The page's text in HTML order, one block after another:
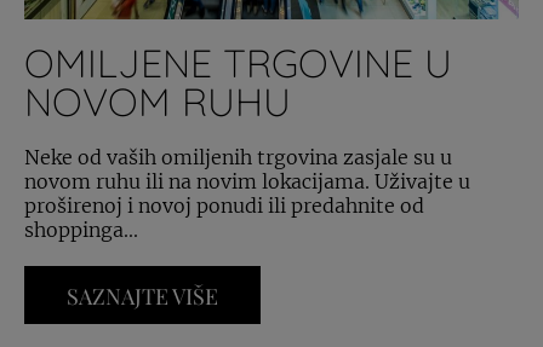
OMILJENE TRGOVINE U
NOVOM RUHU
Neke od vaših omiljenih trgovina zasjale su u
novom ruhu ili na novim lokacijama. Uživajte u
proširenoj i novoj ponudi ili predahnite od
shoppinga...
SAZNAJTE VIŠE